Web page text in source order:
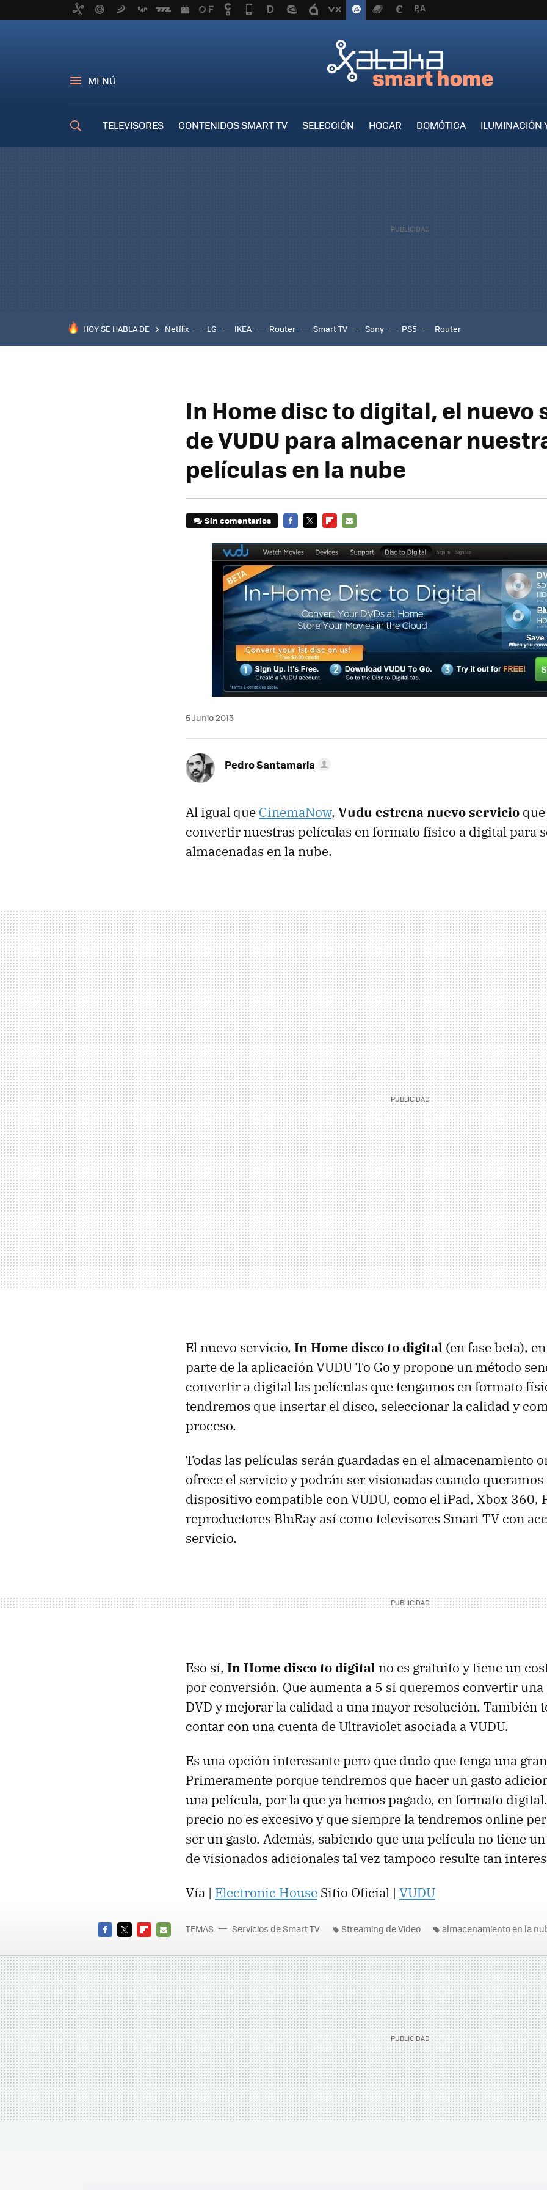
MENÚ
TELEVISORES CONTENIDOS SMART TV SELECCIÓN HOGAR DOMÓTICA
ILUMINACIÓN
HOY SE HABLA DE Netflix LG IKEA Router Smart TV Sony PS5 Router
In Home disc to digital, el nuevo
de VUDU para almacenar
películas en la nube
Sin comentarios
MAIL
5 Junio 2013
Pedro Santamaria
Al igual que CinemaNow, Vudu estrena nuevo servicio
convertir nuestras películas en formato físico a digital para
almacenadas en la nube.
El nuevo servicio, In Home disco to digital (en fase beta),
parte de la aplicación VUDU To Go y propone un método
convertir a digital las películas que tengamos en formato
tendremos que insertar el disco, seleccionar la calidad y
proceso.
Todas las películas serán guardadas en el almacenamiento
ofrece el servicio y podrán ser visionadas cuando queramos
dispositivo compatible con VUDU, como el iPad, Xbox 360,
reproductores BluRay así como televisores Smart TV con
servicio.
Eso sí, In Home disco to digital no es gratuito y tiene un
por conversión. Que aumenta a 5 si queremos convertir
DVD y mejorar la calidad a una mayor resolución. También
contar con una cuenta de Ultraviolet asociada a VUDU.
Es una opción interesante pero que dudo que tenga una
Primeramente porque tendremos que hacer un gasto
una película, por la que ya hemos pagado, en formato
precio no es excesivo y que siempre la tendremos online
ser un gasto. Además, sabiendo que una película no tiene
de visionados adicionales tal vez tampoco resulte tan
Vía | Electronic House Sitio Oficial | VUDU
MAIL
TEMAS Servicios de Smart TV Streaming de Video almacenamiento en la